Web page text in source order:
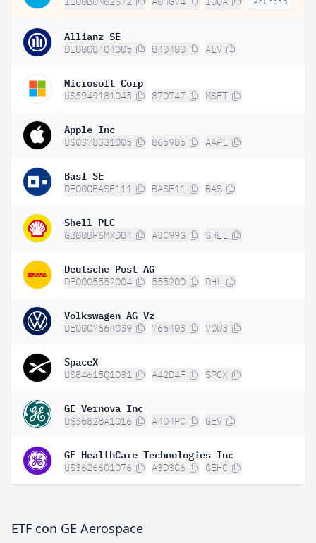
Allianz SE
DE0008404005 840400 ALV
Microsoft Corp
US5949181045 870747 MSFT
Apple Inc
US0378331005 865985 AAPL
Basf SE
DE000BASF111 BASF11 BAS
Shell PLC
GB00BP6MXD84 A3C99G SHEL
Deutsche Post AG
DE0005552004 555200 DHL
Volkswagen AG Vz
DE0007664039 766403 VOW3
SpaceX
US84615Q1031 A42D4F SPCX
GE Vernova Inc
US36828A1016 A404PC GEV
GE HealthCare Technologies Inc
US36266G1076 A3D3G6 GEHC
ETF con GE Aerospace